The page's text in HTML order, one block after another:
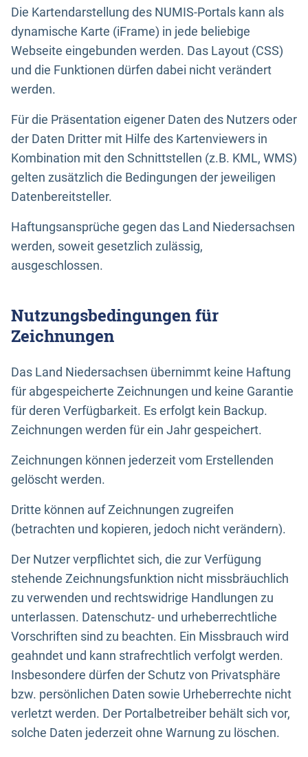
Die Kartendarstellung des NUMIS-Portals kann als
dynamische Karte (iFrame) in jede beliebige
Webseite eingebunden werden. Das Layout (CSS)
und die Funktionen dürfen dabei nicht verändert
werden.
Für die Präsentation eigener Daten des Nutzers oder
der Daten Dritter mit Hilfe des Kartenviewers in
Kombination mit den Schnittstellen (z.B. KML, WMS)
gelten zusätzlich die Bedingungen der jeweiligen
Datenbereitsteller.
Haftungsansprüche gegen das Land Niedersachsen
werden, soweit gesetzlich zulässig,
ausgeschlossen.
Nutzungsbedingungen für
Zeichnungen
Das Land Niedersachsen übernimmt keine Haftung
für abgespeicherte Zeichnungen und keine Garantie
für deren Verfügbarkeit. Es erfolgt kein Backup.
Zeichnungen werden für ein Jahr gespeichert.
Zeichnungen können jederzeit vom Erstellenden
gelöscht werden.
Dritte können auf Zeichnungen zugreifen
(betrachten und kopieren, jedoch nicht verändern).
Der Nutzer verpflichtet sich, die zur Verfügung
stehende Zeichnungsfunktion nicht missbräuchlich
zu verwenden und rechtswidrige Handlungen zu
unterlassen. Datenschutz- und urheberrechtliche
Vorschriften sind zu beachten. Ein Missbrauch wird
geahndet und kann strafrechtlich verfolgt werden.
Insbesondere dürfen der Schutz von Privatsphäre
bzw. persönlichen Daten sowie Urheberrechte nicht
verletzt werden. Der Portalbetreiber behält sich vor,
solche Daten jederzeit ohne Warnung zu löschen.